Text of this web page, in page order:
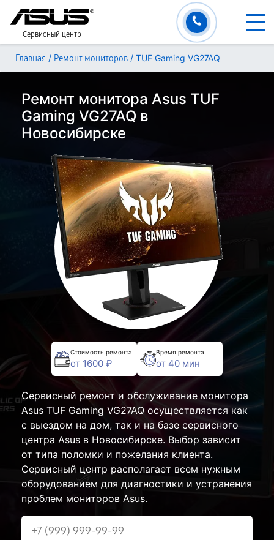
Сервисный центр
Главная / Ремонт мониторов / TUF Gaming VG27AQ
Ремонт монитора Asus TUF
Gaming VG27AQ в
Новосибирске
Стоимость ремонта
от 1600 ₽
Время ремонта
от 40 мин
Сервисный ремонт и обслуживание монитора
Asus TUF Gaming VG27AQ осуществляется как
с выездом на дом, так и на базе сервисного
центра Asus в Новосибирске. Выбор зависит
от типа поломки и пожелания клиента.
Сервисный центр располагает всем нужным
оборудованием для диагностики и устранения
проблем мониторов Asus.